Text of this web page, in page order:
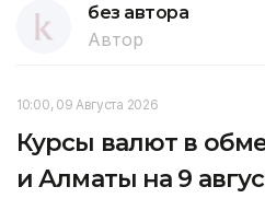
без автора
Автор
10:00, 09 Августа 2026
Курсы валют в
и Алматы на 9